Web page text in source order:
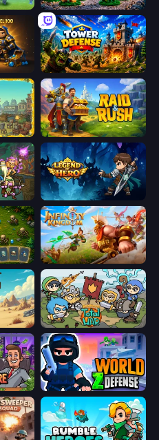
Age of Heroes
Tower Defense
Raid & Rush
Legend of Hero
Infinity Kingdom
Raid Heroes: Total War
World Z Defense - Zombie Defense